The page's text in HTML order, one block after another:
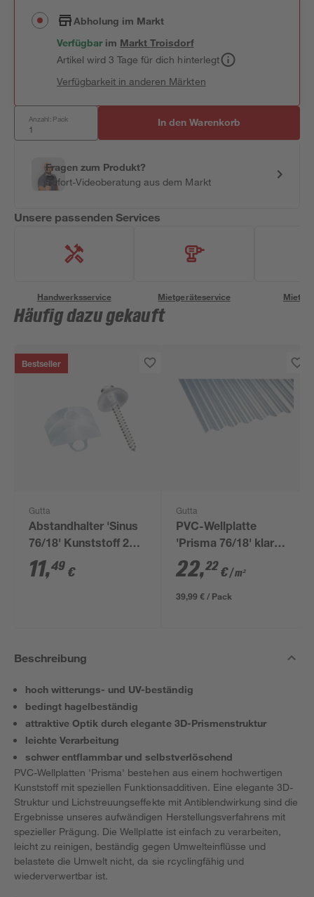
Abholung im Markt
Verfügbar im MarktTroisdorf
Artikel wird 3 Tage für dich hinterlegt
Verfügbarkeit in anderen Märkten
Anzahl: Pack In den Warenkorb
Fragen zum Produkt?
Sofort-Videoberatung aus dem Markt
Unsere passenden Services
Handwerksservice Mietgeräteservice
Häufig dazu gekauft
Bestseller
Gutta
Abstandhalter 'Sinus
76/18' Kunststoff 20
Stück, inklusive V2A
Schrauben
11,49 €
Gutta
PVC-Wellplatte
'Prisma 76/18' klar
200 x 90 x 0,25 cm
22,22€/ m²
39,99 € / Pack
Beschreibung
hoch witterungs- und UV-beständig
bedingt hagelbeständig
attraktive Optik durch elegante 3D-Prismenstruktur
leichte Verarbeitung
schwer entflammbar und selbstverlöschend
PVC-Wellplatten 'Prisma' bestehen aus einem hochwertigen
Kunststoff mit speziellen Funktionsadditiven. Eine elegante 3D-
Struktur und Lichstreuungseffekte mit Antiblendwirkung sind die
Ergebnisse unseres aufwändigen Herstellungsverfahrens mit
spezieller Prägung. Die Wellplatte ist einfach zu verarbeiten,
leicht zu reinigen, beständig gegen Umwelteinflüsse und
belastete die Umwelt nicht, da sie rcyclingfähig und
wiederverwertbar ist.